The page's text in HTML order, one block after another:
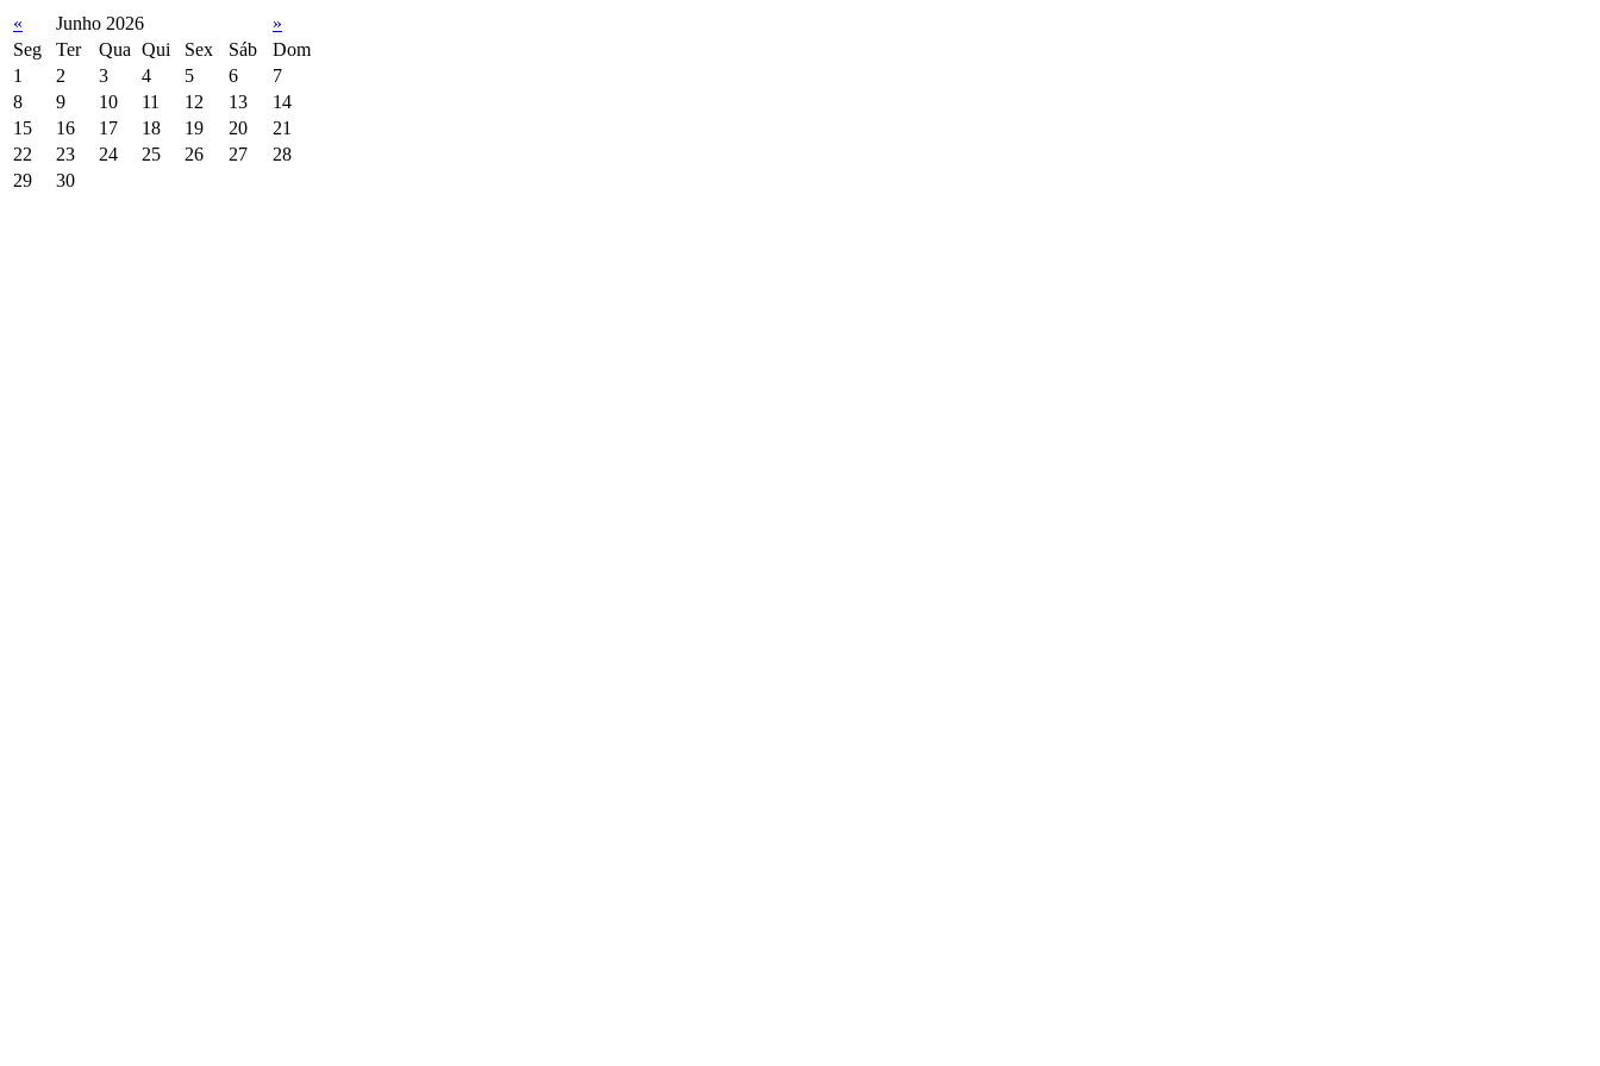
« Junho 2026
»
Seg
Ter Qua Qui Sex Sáb
Dom
1
2 3 4 5 6
7
8
9 10 11 12 13
14
15
16 17 18 19 20
21
22
23 24 25 26 27
28
29
30